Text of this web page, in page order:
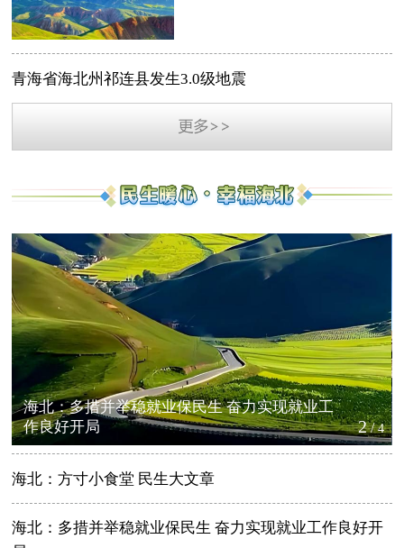
青海省海北州祁连县发生3.0级地震
海北：多措并举稳就业保民生 奋力实现就业工
作良好开局
2/4
海北：方寸小食堂 民生大文章
海北：多措并举稳就业保民生 奋力实现就业工作良好开